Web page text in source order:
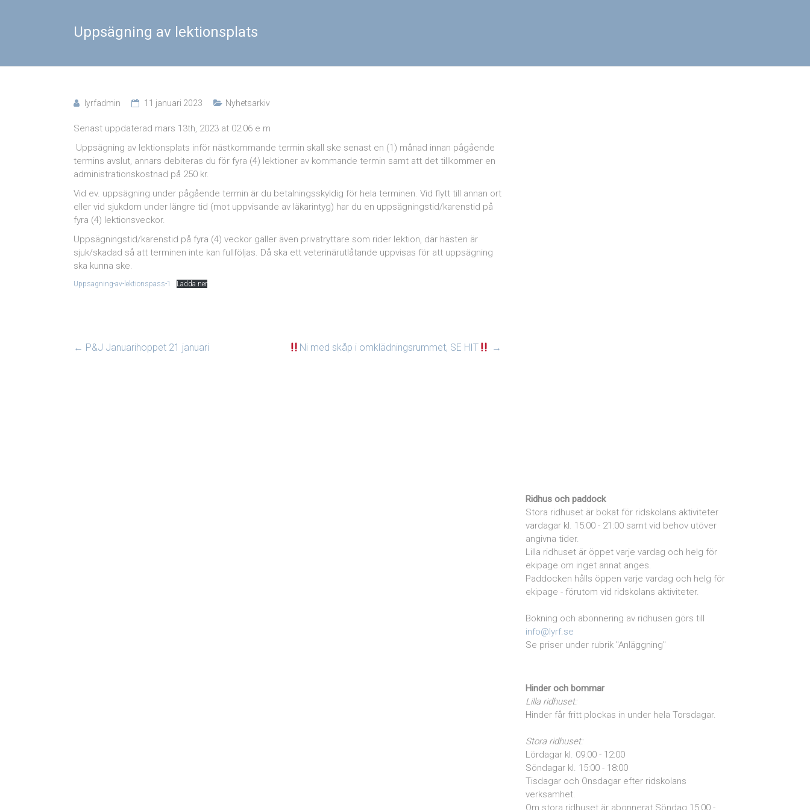
Uppsägning av lektionsplats
lyrfadmin 11 januari 2023 Nyhetsarkiv
Senast uppdaterad mars 13th, 2023 at 02:06 e m
Uppsägning av lektionsplats inför nästkommande termin skall ske senast en (1) månad innan pågående
termins avslut, annars debiteras du för fyra (4) lektioner av kommande termin samt att det tillkommer en
administrationskostnad på 250 kr.
Vid ev. uppsägning under pågående termin är du betalningsskyldig för hela terminen. Vid flytt till annan ort
eller vid sjukdom under längre tid (mot uppvisande av läkarintyg) har du en uppsägningstid/karenstid på
fyra (4) lektionsveckor.
Uppsägningstid/karenstid på fyra (4) veckor gäller även privatryttare som rider lektion, där hästen är
sjuk/skadad så att terminen inte kan fullföljas. Då ska ett veterinärutlåtande uppvisas för att uppsägning
ska kunna ske.
Uppsagning-av-lektionspass-1 Ladda ner
← P&J Januarihoppet 21 januari Ni med skåp i omklädningsrummet, SE HIT →
Ridhus och paddock
Stora ridhuset är bokat för ridskolans aktiviteter
vardagar kl. 15:00 - 21:00 samt vid behov utöver
angivna tider.
Lilla ridhuset är öppet varje vardag och helg för
ekipage om inget annat anges.
Paddocken hålls öppen varje vardag och helg för
ekipage - förutom vid ridskolans aktiviteter.
Bokning och abonnering av ridhusen görs till
info@lyrf.se
Se priser under rubrik "Anläggning"
Hinder och bommar
Lilla ridhuset:
Hinder får fritt plockas in under hela Torsdagar.
Stora ridhuset:
Lördagar kl. 09:00 - 12:00
Söndagar kl. 15:00 - 18:00
Tisdagar och Onsdagar efter ridskolans
verksamhet.
Om stora ridhuset är abonnerat Söndag 15:00 -